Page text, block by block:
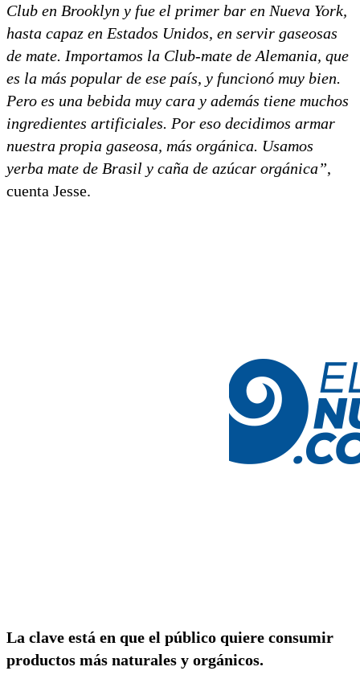
Club en Brooklyn y fue el primer bar en Nueva York,
hasta capaz en Estados Unidos, en servir gaseosas
de mate. Importamos la Club-mate de Alemania, que
es la más popular de ese país, y funcionó muy bien.
Pero es una bebida muy cara y además tiene muchos
ingredientes artificiales. Por eso decidimos armar
nuestra propia gaseosa, más orgánica. Usamos
yerba mate de Brasil y caña de azúcar orgánica”,
cuenta Jesse.
La clave está en que el público quiere consumir
productos más naturales y orgánicos.